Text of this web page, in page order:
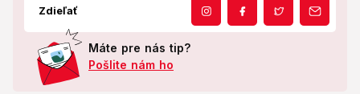
Zdieľať
Máte pre nás tip?
Pošlite nám ho